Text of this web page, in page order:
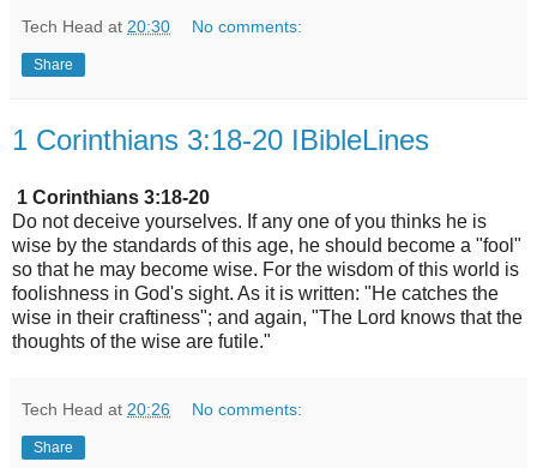
Tech Head at 20:30 No comments:
Share
1 Corinthians 3:18-20 IBibleLines
1 Corinthians 3:18-20
Do not deceive yourselves. If any one of you thinks he is
wise by the standards of this age, he should become a "fool"
so that he may become wise. For the wisdom of this world is
foolishness in God's sight. As it is written: "He catches the
wise in their craftiness"; and again, "The Lord knows that the
thoughts of the wise are futile."
Tech Head at 20:26 No comments:
Share